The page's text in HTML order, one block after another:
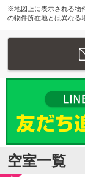
※地図上に表示される物
の物件所在地とは異なる
空室一覧